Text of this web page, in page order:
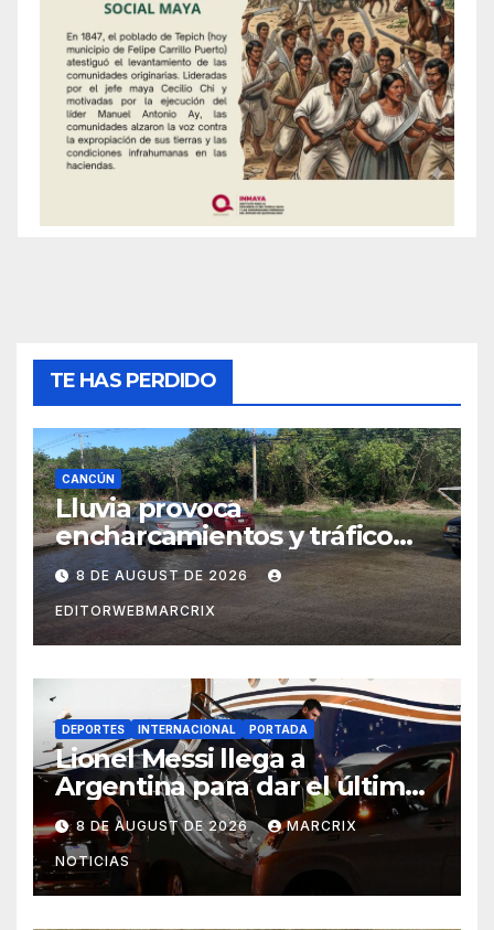
TE HAS PERDIDO
CANCÚN
Lluvia provoca
encharcamientos y tráfico
lento en Cancún
8 DE AUGUST DE 2026
EDITORWEBMARCRIX
DEPORTES INTERNACIONAL PORTADA
Lionel Messi llega a
Argentina para dar el último
adiós a su padre
8 DE AUGUST DE 2026 MARCRIX
NOTICIAS